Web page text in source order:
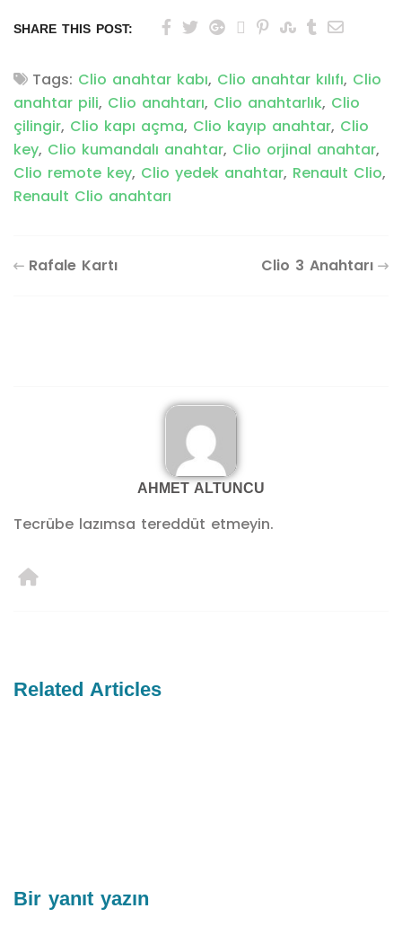
SHARE THIS POST:
Tags: Clio anahtar kabı, Clio anahtar kılıfı, Clio
anahtar pili, Clio anahtarı, Clio anahtarlık, Clio
çilingir, Clio kapı açma, Clio kayıp anahtar, Clio
key, Clio kumandalı anahtar, Clio orjinal anahtar,
Clio remote key, Clio yedek anahtar, Renault Clio,
Renault Clio anahtarı
Rafale Kartı Clio 3 Anahtarı
AHMET ALTUNCU
Tecrübe lazımsa tereddüt etmeyin.
Related Articles
Bir yanıt yazın